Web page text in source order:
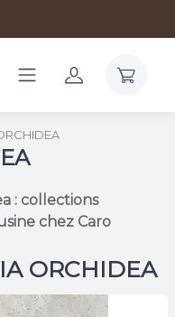
: collections
chez Caro
ORCHIDEA